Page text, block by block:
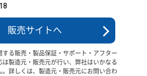
販売サイトへ
する販売・製品保証・サポート・アフター
は製造元・販売元が行い、弊社はいかなる
。詳しくは、製造元・販売元にお問い合わ